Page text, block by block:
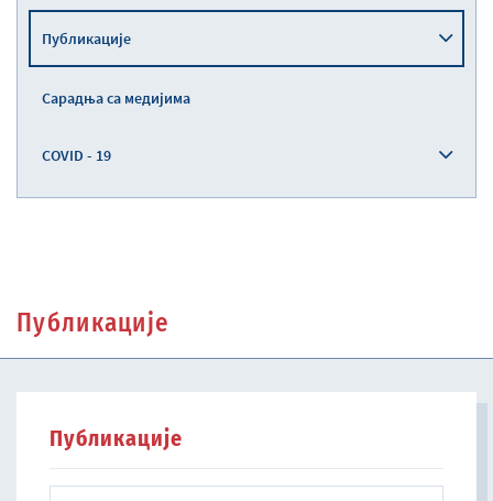
Публикације
Сарадња са медијима
COVID - 19
Публикације
Публикације